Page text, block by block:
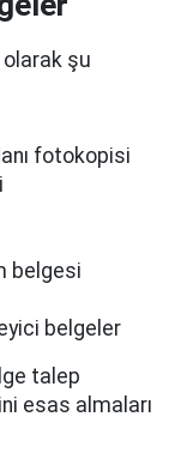
olarak şu
fotokopisi
belgesi
belgeler
talep
esas almaları